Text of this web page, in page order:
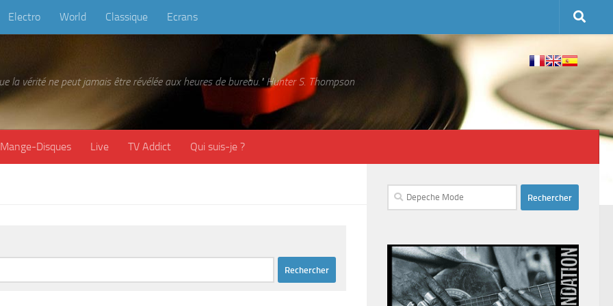
Electro World Classique Ecrans
la vérité ne peut jamais être révélée aux heures de bureau." Hunter S. Thompson
Mange-Disques Live TV Addict Qui suis-je ?
Rechercher :